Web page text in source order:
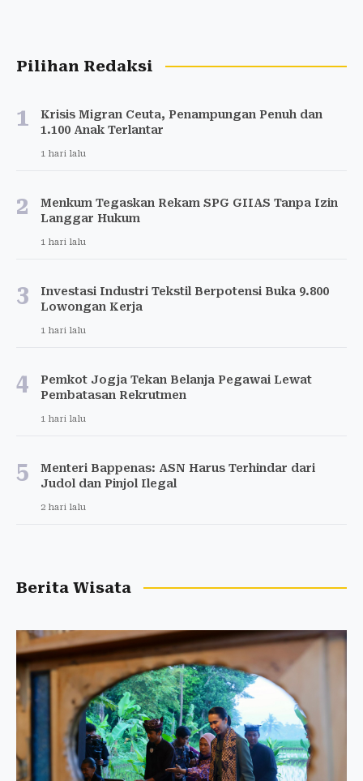
Pilihan Redaksi
1
Krisis Migran Ceuta, Penampungan Penuh dan
1.100 Anak Terlantar
1 hari lalu
2
Menkum Tegaskan Rekam SPG GIIAS Tanpa Izin
Langgar Hukum
1 hari lalu
3
Investasi Industri Tekstil Berpotensi Buka 9.800
Lowongan Kerja
1 hari lalu
4
Pemkot Jogja Tekan Belanja Pegawai Lewat
Pembatasan Rekrutmen
1 hari lalu
5
Menteri Bappenas: ASN Harus Terhindar dari
Judol dan Pinjol Ilegal
2 hari lalu
Berita Wisata